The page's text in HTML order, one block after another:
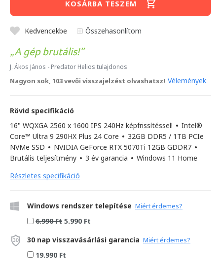
KOSÁRBA TESZEM
Kedvencekbe Összehasonlítom
A gép brutális!
J. Ákos János - Predator Helios tulajdonos
Nagyon sok, 103 vevői visszajelzést olvashatsz! Vélemények
Rövid specifikáció
16" WQXGA 2560 x 1600 IPS 240Hz képfrissítéssel! • Intel®
Core™ Ultra 9 290HX Plus 24 Core • 32GB DDR5 / 1TB PCIe
NVMe SSD • NVIDIA GeForce RTX 5070Ti 12GB GDDR7 •
Brutális teljesítmény • 3 év garancia • Windows 11 Home
Részletes specifikáció
Windows rendszer telepítése Miért érdemes?
6.990 Ft 5.990 Ft
30 nap visszavásárlási garancia Miért érdemes?
19.990 Ft